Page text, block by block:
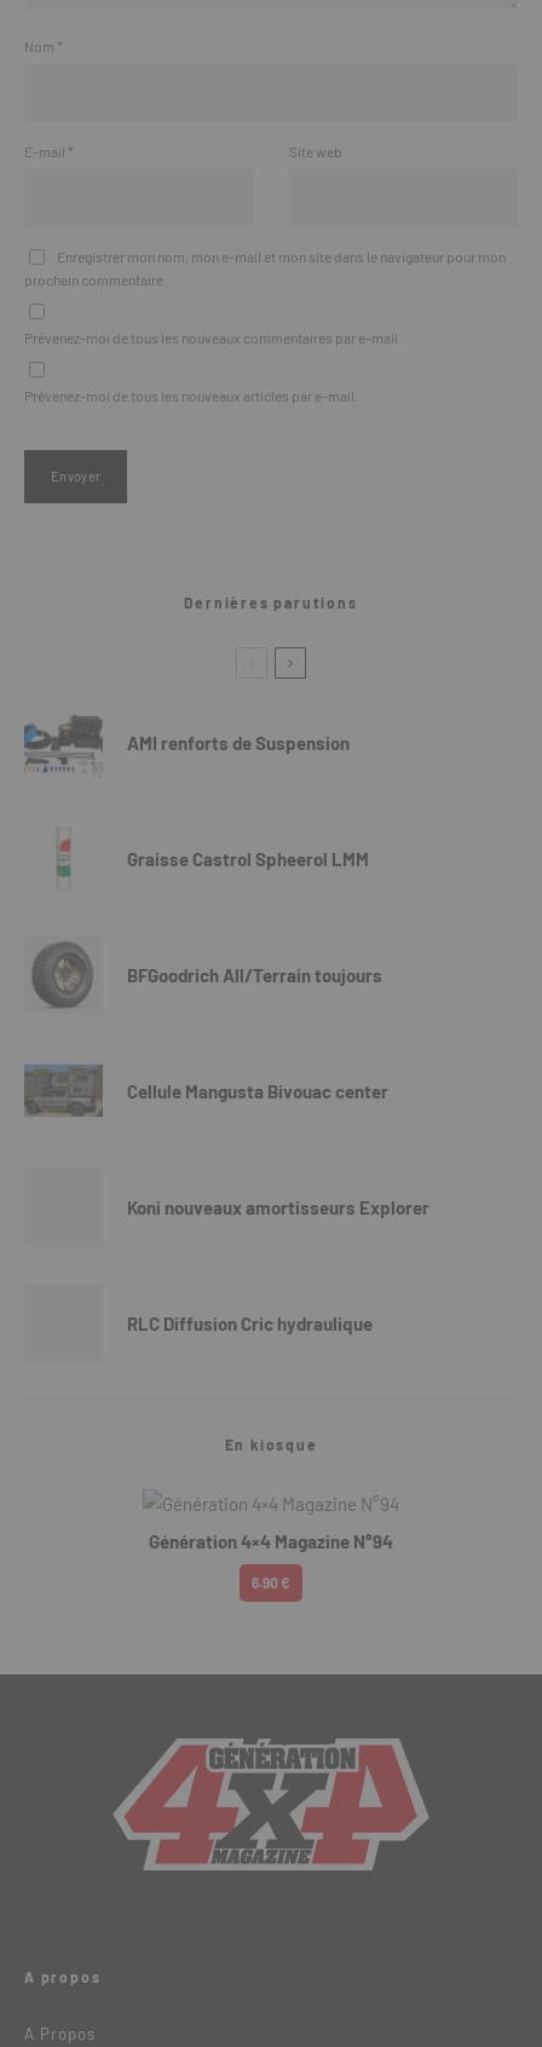
Nom *
E-mail * Site web
Enregistrer mon nom, mon e-mail et mon site dans le navigateur pour mon
prochain commentaire.
Prévenez-moi de tous les nouveaux commentaires par e-mail.
Prévenez-moi de tous les nouveaux articles par e-mail.
Dernières parutions
AMI renforts de Suspension
Graisse Castrol Spheerol LMM
BFGoodrich All/Terrain toujours
Cellule Mangusta Bivouac center
Koni nouveaux amortisseurs Explorer
RLC Diffusion Cric hydraulique
En kiosque
Génération 4×4 Magazine N°94
6.90 €
A propos
A Propos